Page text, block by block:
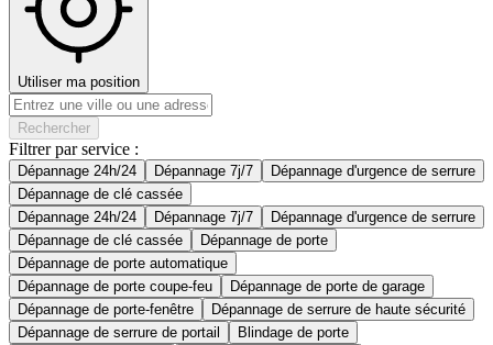
Utiliser ma position
Rechercher
Filtrer par service :
Dépannage 24h/24 Dépannage 7j/7
Dépannage d'urgence de serrure
Dépannage de clé cassée
Dépannage 24h/24
Dépannage 7j/7
Dépannage d'urgence de serrure
Dépannage de clé cassée
Dépannage de porte
Dépannage de porte automatique
Dépannage de porte coupe-feu
Dépannage de porte de garage
Dépannage de porte-fenêtre
Dépannage de serrure de haute sécurité
Dépannage de serrure de portail
Blindage de porte